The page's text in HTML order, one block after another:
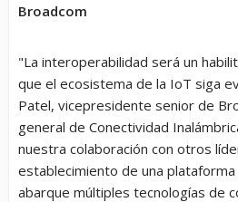
Broadcom
"La interoperabilidad será un
que el ecosistema de la IoT siga
Patel, vicepresidente senior de
general de Conectividad
nuestra colaboración con otros
establecimiento de una
abarque múltiples tecnologías de